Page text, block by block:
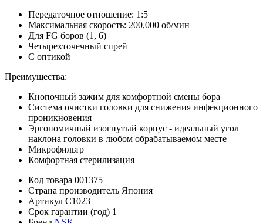
Передаточное отношение: 1:5
Максимальная скорость: 200,000 об/мин
Для FG боров (1, 6)
Четырехточечный спрей
С оптикой
Преимущества:
Кнопочный зажим для комфортной смены бора
Система очистки головки для снижения инфекционного
проникновения
Эргономичный изогнутый корпус - идеальный угол
наклона головки в любом обрабатываемом месте
Микрофильтр
Комфортная стерилизация
Код товара 001375
Страна производитель Япония
Артикул C1023
Срок гарантии (год) 1